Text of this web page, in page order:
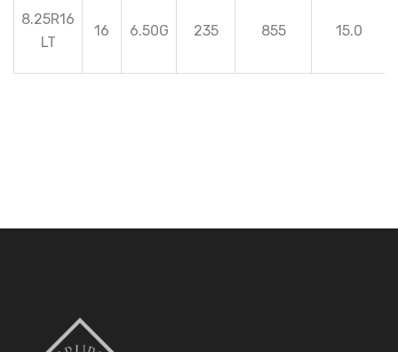
8.25R16
LT
16 6.50G 235 855 15.0